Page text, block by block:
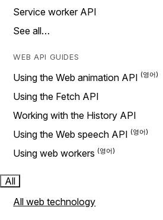
Service worker API
See all…
WEB API GUIDES
Using the Web animation API
Using the Fetch API
Working with the History API
Using the Web speech API
Using web workers
All
All web technology